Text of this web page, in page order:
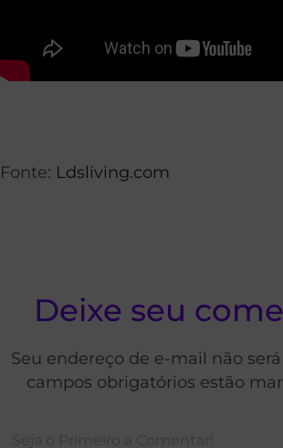
Fonte: Ldsliving.com
Deixe seu
Seu endereço de e-mail não
campos obrigatórios estão